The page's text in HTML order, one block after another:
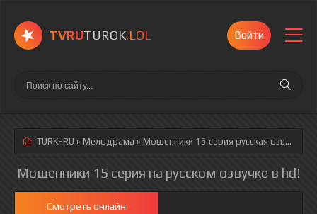
TVRUTUROK.LOL Войти
TURK-RU » Мелодрама » Мошенники 15 серия русская озвучка полностью смотреть онлайн!
Мошенники 15 серия на русском озвучке в hd!
Смотреть онлайн